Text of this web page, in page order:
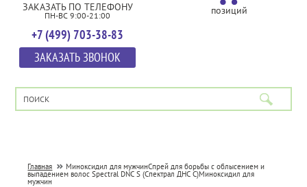
ЗАКАЗАТЬ ПО ТЕЛЕФОНУ
ПН-ВС 9:00-21:00
+7 (499) 703-38-83
ЗАКАЗАТЬ ЗВОНОК
позиций
Главная Миноксидил для мужчинСпрей для борьбы с облысением и
выпадением волос Spectral DNC S (Спектрал ДНС С)Миноксидил для
мужчин